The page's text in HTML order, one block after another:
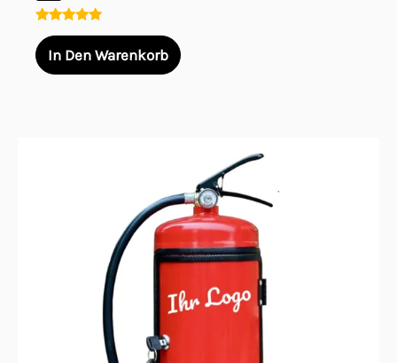
Bewertet
mit
5.00
von 5
In Den Warenkorb
Produkt
weist
mehrere
Varianten
auf.
Die